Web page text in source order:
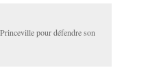
pour défendre son